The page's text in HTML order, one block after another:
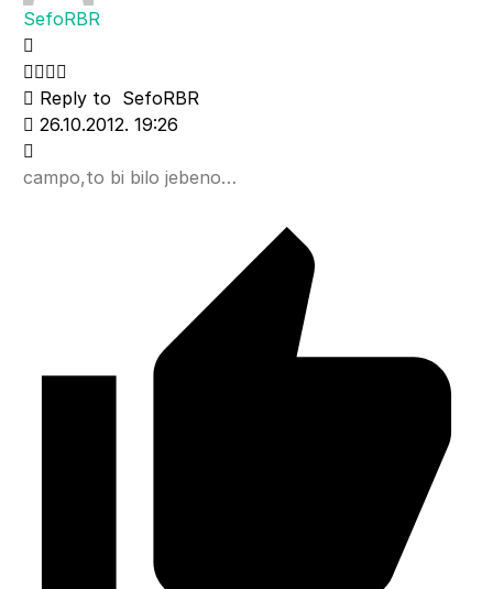
SefoRBR
Reply to SefoRBR
26.10.2012. 19:26
campo,to bi bilo jebeno…